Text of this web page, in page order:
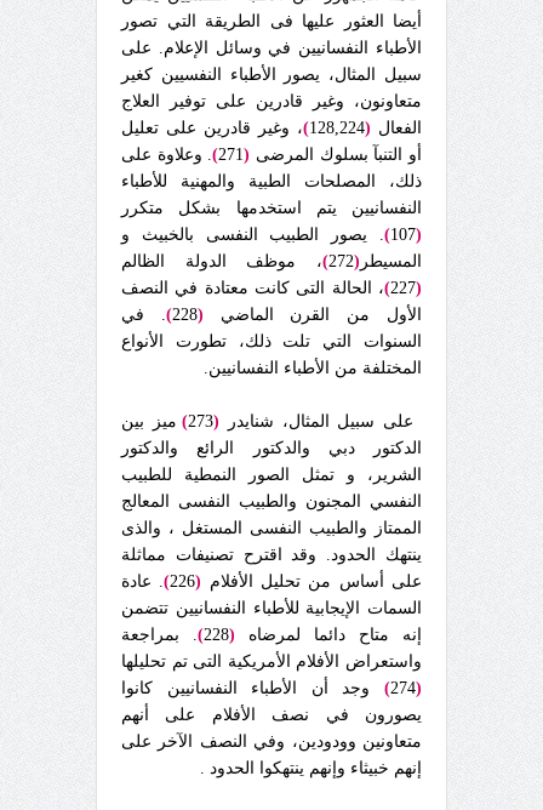
أيضا العثور عليها فى الطريقة التي تصور
الأطباء النفسانيين في وسائل الإعلام. على
سبيل المثال، يصور الأطباء النفسيين كغير
متعاونون، وغير قادرين على توفير العلاج
الفعال (
128,224
)، وغير قادرين على تعليل
أو التنبآ بسلوك المرضى (
271
). وعلاوة على
ذلك، المصلحات الطبية والمهنية للأطباء
النفسانيين يتم استخدمها بشكل متكرر
(
107
) . يصور الطبيب النفسى بالخبيث و
المسيطر (
272
)، موظف الدولة الظالم
(
227
)، الحالة التى كانت معتادة في النصف
الأول من القرن الماضي (
228
) . في
السنوات التي تلت ذلك، تطورت الأنواع
المختلفة من الأطباء النفسانيين.
على سبيل المثال، شنايدر (
273
) ميز بين
الدكتور دبي والدكتور الرائع والدكتور
الشرير، و تمثل الصور النمطية للطبيب
النفسي المجنون والطبيب النفسى المعالج
الممتاز والطبيب النفسى المستغل ، والذى
ينتهك الحدود. وقد اقترح تصنيفات مماثلة
على أساس من تحليل الأفلام (
226
). عادة
السمات الإيجابية للأطباء النفسانيين تتضمن
إنه متاح دائما لمرضاه (
228
) . بمراجعة
واستعراض الأفلام الأمريكية التى تم تحليلها
(
274
) وجد أن الأطباء النفسانيين كانوا
يصورون في نصف الأفلام على أنهم
متعاونين وودودين، وفي النصف الآخر على
إنهم خبيثاء وإنهم ينتهكوا الحدود .